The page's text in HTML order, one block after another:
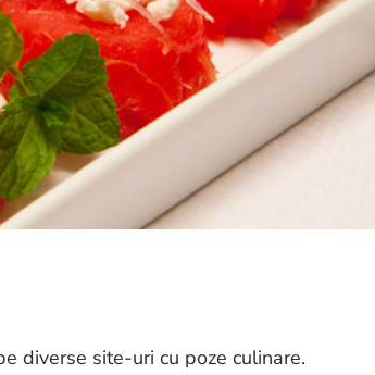
diverse site-uri cu poze culinare.